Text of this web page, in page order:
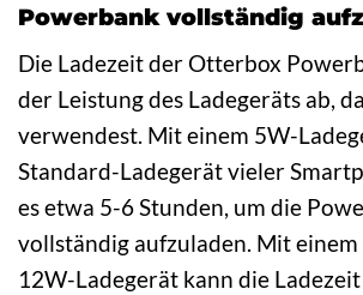
Powerbank vollständig
Die Ladezeit der Otterbox
der Leistung des Ladegeräts ab,
verwendest. Mit einem 5W-
Standard-Ladegerät vieler
es etwa 5-6 Stunden, um die
vollständig aufzuladen. Mit
12W-Ladegerät kann die